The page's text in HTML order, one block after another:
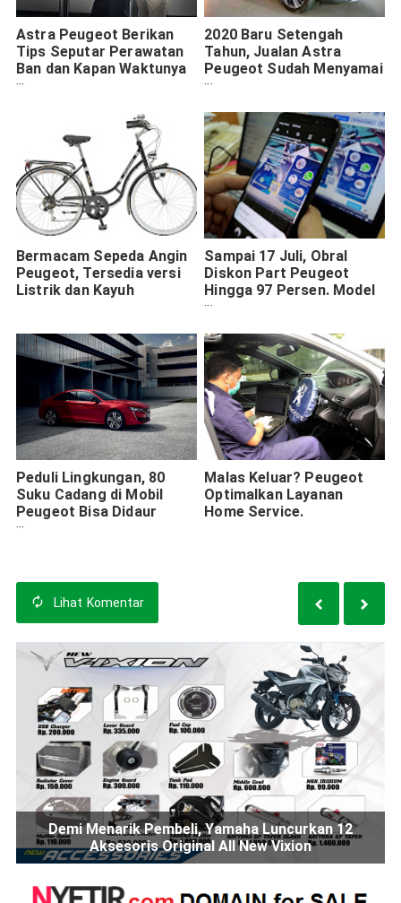
Astra Peugeot Berikan
Tips Seputar Perawatan
Ban dan Kapan Waktunya
Ganti
2020 Baru Setengah
Tahun, Jualan Astra
Peugeot Sudah Menyamai
Total Sales 2019
Bermacam Sepeda Angin
Peugeot, Tersedia versi
Listrik dan Kayuh
Sampai 17 Juli, Obral
Diskon Part Peugeot
Hingga 97 Persen. Model
Lawas Lengkap
Peduli Lingkungan, 80
Suku Cadang di Mobil
Peugeot Bisa Didaur
Ulang
Malas Keluar? Peugeot
Optimalkan Layanan
Home Service.
Lihat Komentar
Demi Menarik Pembeli, Yamaha Luncurkan 12
Aksesoris Original All New Vixion